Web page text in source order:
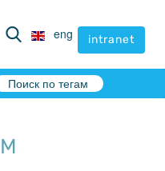
eng intranet
eng intranet
Поиск по тегам